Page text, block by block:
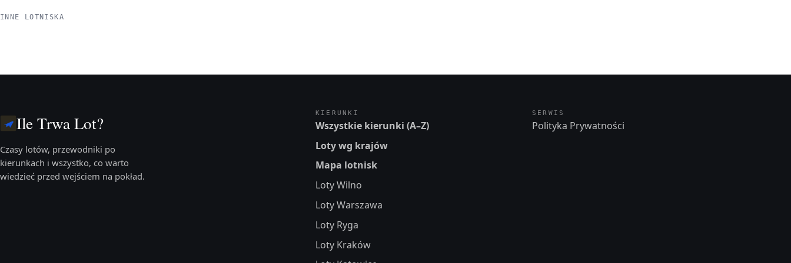
INNE LOTNISKA
Ile Trwa Lot?
Czasy lotów, przewodniki po
kierunkach i wszystko, co warto
wiedzieć przed wejściem na pokład.
KIERUNKI
Wszystkie kierunki (A–Z)
Loty wg krajów
Mapa lotnisk
Loty Wilno
Loty Warszawa
Loty Ryga
Loty Kraków
SERWIS
Polityka Prywatności